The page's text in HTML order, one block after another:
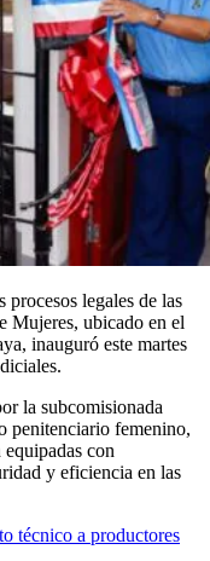
legales de las
Mujeres, ubicado en el
inauguró este martes
la subcomisionada
penitenciario femenino,
equipadas con
y eficiencia en las
técnico a productores